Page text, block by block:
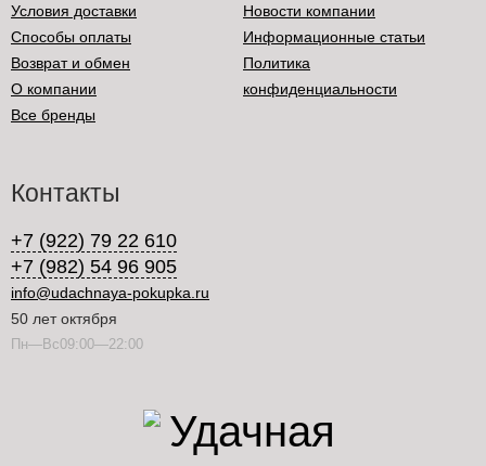
Условия доставки
Способы оплаты
Возврат и обмен
О компании
Все бренды
Новости компании
Информационные статьи
Политика
конфиденциальности
Контакты
+7 (922) 79 22 610
+7 (982) 54 96 905
info@udachnaya-pokupka.ru
50 лет октября
Пн—Вс09:00—22:00